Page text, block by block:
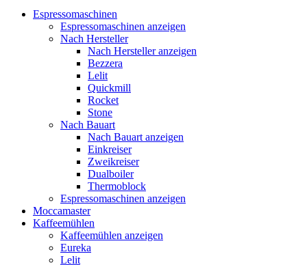
Espressomaschinen
Espressomaschinen anzeigen
Nach Hersteller
Nach Hersteller anzeigen
Bezzera
Lelit
Quickmill
Rocket
Stone
Nach Bauart
Nach Bauart anzeigen
Einkreiser
Zweikreiser
Dualboiler
Thermoblock
Espressomaschinen anzeigen
Moccamaster
Kaffeemühlen
Kaffeemühlen anzeigen
Eureka
Lelit